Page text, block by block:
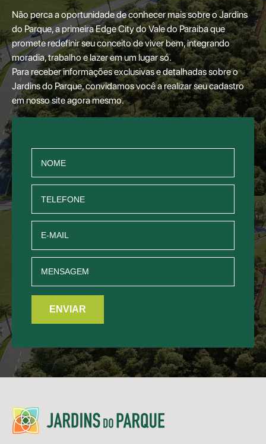
Não perca a oportunidade de conhecer mais sobre o Jardins
do Parque, a primeira Edge City do Vale do Paraiba que
promete redefinir seu conceito de viver bem, integrando
moradia, trabalho e lazer em um lugar só.
Para receber informações exclusivas e detalhadas sobre o
Jardins do Parque, convidamos você a realizar seu cadastro
em nosso site agora mesmo.